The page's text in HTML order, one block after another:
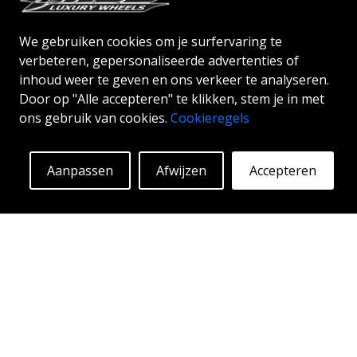
We gebruiken cookies om je surfervaring te
verbeteren, gepersonaliseerde advertenties of
inhoud weer te geven en ons verkeer te analyseren.
Door op "Alle accepteren" te klikken, stem je in met
ons gebruik van cookies. Cookieregels
Accepteren
Afwijzen
Aanpassen
ABS F35
SILVER
19"
ABSF35 is verkrijgbaar in zilver & black polish kleur.
De velg wordt vervaardigd in flowvorming®. Laat
automobilisten of buren huilen van afgrond terwijl